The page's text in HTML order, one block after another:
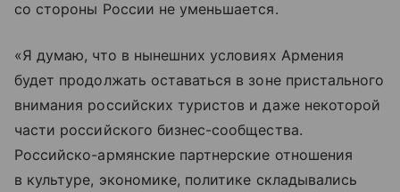
со стороны России не уменьшается.
«Я думаю, что в нынешних условиях Армения
будет продолжать оставаться в зоне пристального
внимания российских туристов и даже некоторой
части российского бизнес-сообщества.
Российско-армянские партнерские отношения
в культуре, экономике, политике складывались